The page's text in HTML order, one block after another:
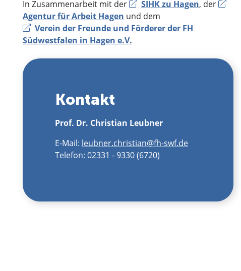
In Zusammenarbeit mit der SIHK zu Hagen, der
Agentur für Arbeit Hagen und dem
Verein der Freunde und Förderer der FH
Südwestfalen in Hagen e.V.
Kontakt
Prof. Dr. Christian Leubner
E-Mail: leubner.christian@fh-swf.de
Telefon: 02331 - 9330 (6720)